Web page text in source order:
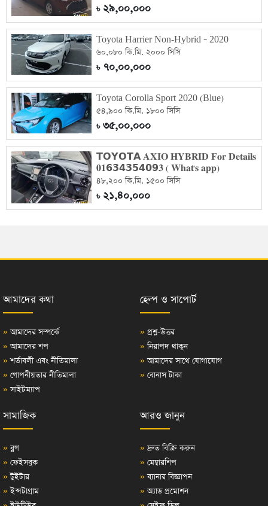
৳২৯,০০,০০০
Toyota Harrier Non-Hybrid – 2020
৬০,০৮০ কি.মি. ২০০০ সিসি
৳৭০,০০,০০০
Toyota Corolla Sport 2020 (Blue)
৫৪,৯০০ কি.মি. ১৮০০ সিসি
৳৩৫,০০,০০০
𝗧𝗢𝗬𝗢𝗧𝗔 𝐀𝐗𝐈𝐎 𝐇𝐘𝐁𝐑𝐈𝐃 𝐅𝐨𝐫 𝐃𝐞𝐭𝐚𝐢𝐥𝐬
𝟎𝟏𝟲𝟯𝟰𝟯𝟱𝟰𝟬𝟵𝟑 ( 𝐖𝐡𝐚𝐭'𝐬 𝐚𝐩𝐩)
৪৮,২০০ কি.মি. ১৫০০ সিসি
৳২১,৪০,০০০
আমাদের কথা
» আমাদের সম্পর্কে
» আমাদের শপ
» শর্তাবলী এবং নীতিমালা
» গোপনীয়তার নীতিমালা
» সাইটম্যাপ
হেল্প ও সাপোর্ট
» প্রশ্ন-উত্তর
» নিরাপদ থাকুন
» আমাদের সাথে যোগাযোগ
» বোনাস টাকা
সামাজিক
» ব্লগ
» ফেইসবুক
» টুইটার
» ইন্সটাগ্রাম
আরও জানুন
» দ্রুত বিক্রি করুন
» মেম্বারশিপ
» ব্যানার বিজ্ঞাপন
» অ্যাড প্রমোশন